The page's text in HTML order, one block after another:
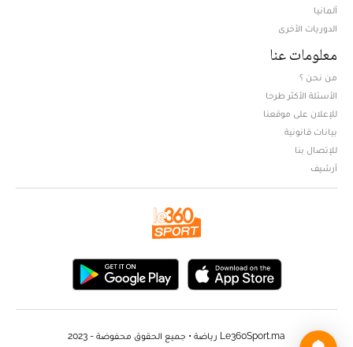
ألمانيا
الدوريات الأخرى
معلومات عنا
من نحن ؟
الأسئلة الأكثر طرحا
للإعلان على موقعنا
بيانات قانونية
للإتصال بنا
أرشيف
Le360Sport.ma رياضة • جميع الحقوق محفوضة - 2023